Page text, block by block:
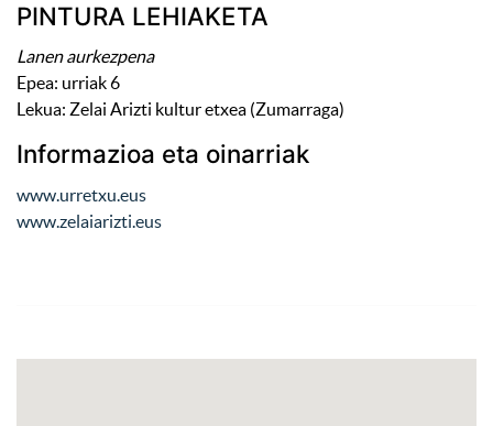
PINTURA LEHIAKETA
Lanen aurkezpena
Epea: urriak 6
Lekua: Zelai Arizti kultur etxea (Zumarraga)
Informazioa eta oinarriak
www.urretxu.eus
www.zelaiarizti.eus